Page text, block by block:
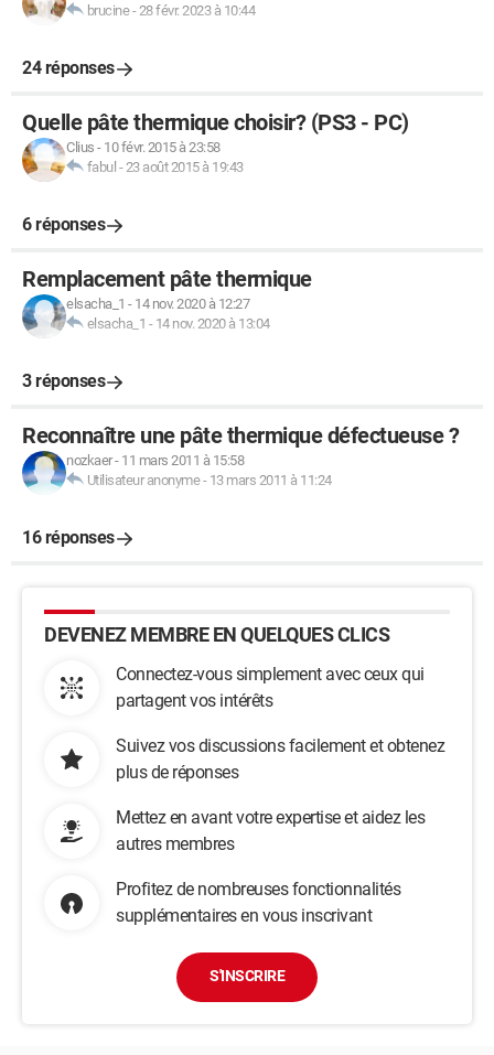
brucine-28 févr. 2023 à 10:44
24 réponses
Quelle pâte thermique choisir? (PS3 - PC)
Clius - 10 févr. 2015 à 23:58
fabul -23 août 2015 à 19:43
6 réponses
Remplacement pâte thermique
elsacha_1 - 14 nov. 2020 à 12:27
elsacha_1 - 14 nov. 2020 à 13:04
3 réponses
Reconnaître une pâte thermique défectueuse ?
nozkaer- 11 mars 2011 à 15:58
Utilisateur anonyme- 13 mars 2011 à 11:24
16 réponses
DEVENEZ MEMBRE EN QUELQUES CLICS
Connectez-vous simplement avec ceux qui
partagent vos intérêts
Suivez vos discussions facilement et obtenez
plus de réponses
Mettez en avant votre expertise et aidez les
autres membres
Profitez de nombreuses fonctionnalités
supplémentaires en vous inscrivant
S'INSCRIRE